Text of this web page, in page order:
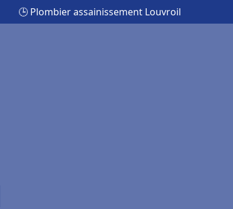
🕒 Plombier assainissement Louvroil